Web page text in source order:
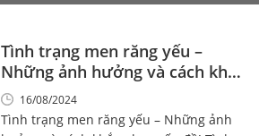
Tình trạng men răng yếu –
Những ảnh hưởng và cách khắc
phục vấn đề này!
16/08/2024
Tình trạng men răng yếu – Những ảnh